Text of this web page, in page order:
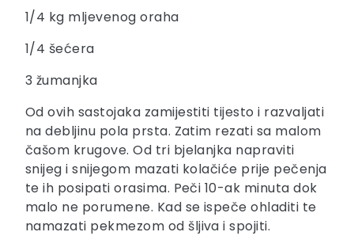
1/4 kg mljevenog oraha
1/4 šećera
3 žumanjka
Od ovih sastojaka zamijestiti tijesto i razvaljati
na debljinu pola prsta. Zatim rezati sa malom
čašom krugove. Od tri bjelanjka napraviti
snijeg i snijegom mazati kolačiće prije pečenja
te ih posipati orasima. Peči 10-ak minuta dok
malo ne porumene. Kad se ispeče ohladiti te
namazati pekmezom od šljiva i spojiti.